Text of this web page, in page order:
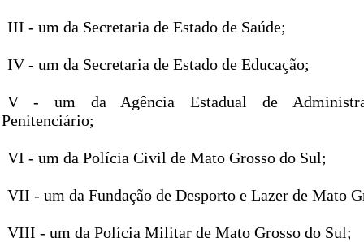
III - um da Secretaria de Estado de Saúde;
IV - um da Secretaria de Estado de Educação;
V - um da Agência Estadual de
Penitenciário;
VI - um da Polícia Civil de Mato Grosso do Sul;
VII - um da Fundação de Desporto e Lazer de Mato
VIII - um da Polícia Militar de Mato Grosso do Sul;